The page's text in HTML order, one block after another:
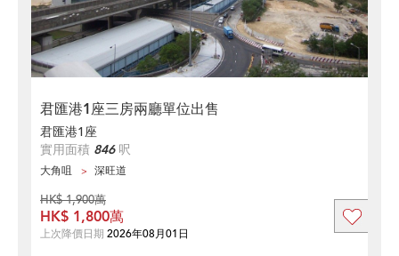
君匯港1座三房兩廳單位出售
君匯港1座
實用面積 846呎
大角咀 深旺道
HK$ 1,900萬
HK$ 1,800萬
上次降價日期 2026年08月01日